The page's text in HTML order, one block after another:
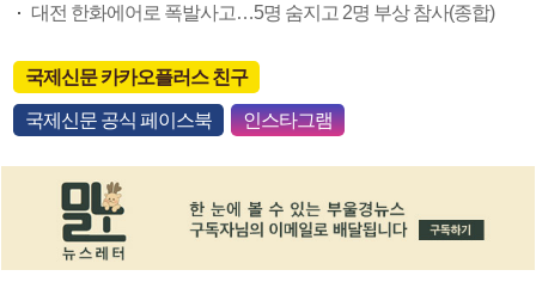
대전 한화에어로 폭발사고…5명 숨지고 2명 부상 참사(종합)
국제신문 카카오플러스 친구
국제신문 공식 페이스북 인스타그램